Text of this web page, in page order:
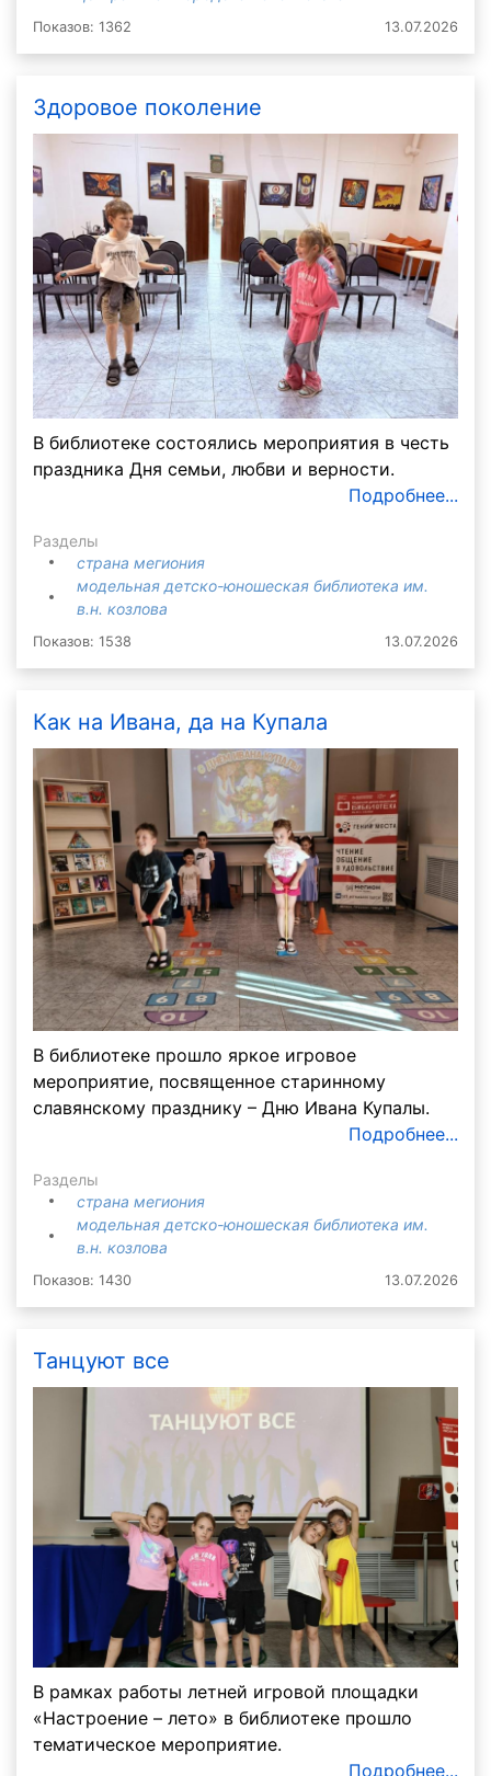
Показов: 1362 13.07.2026
Здоровое поколение
В библиотеке состоялись мероприятия в честь
праздника Дня семьи, любви и верности.
Подробнее...
Разделы
страна мегиония
модельная детско-юношеская библиотека им.
в.н. козлова
Показов: 1538 13.07.2026
Как на Ивана, да на Купала
В библиотеке прошло яркое игровое
мероприятие, посвященное старинному
славянскому празднику – Дню Ивана Купалы.
Подробнее...
Разделы
страна мегиония
модельная детско-юношеская библиотека им.
в.н. козлова
Показов: 1430 13.07.2026
Танцуют все
В рамках работы летней игровой площадки
«Настроение – лето» в библиотеке прошло
тематическое мероприятие.
Подробнее...